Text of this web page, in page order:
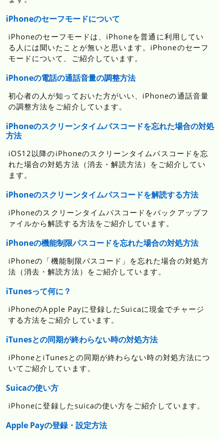
iPhoneのセーフモードについて
iPhoneのセーフモードは、iPhoneを普通に利用してい
る人には聞いたことが無いと思います。iPhoneのセーフ
モードについて、ご紹介しています。
iPhoneの電話の通話音量の調整方法
初心者の人が知っておいた方がいい、iPhoneの通話音量
の調整方法をご紹介しています。
iPhoneのスクリーンタイムパスコードを忘れた場合の対処
方法
iOS12以降のiPhoneのスクリーンタイムパスコードを忘
れた場合の対処方法（消去・解読方法）をご紹介してい
ます。
iPhoneのスクリーンタイムパスコードを解読する方法
iPhoneのスクリーンタイムパスコードをバックアップフ
ァイルから解読する方法をご紹介しています。
iPhoneの機能制限パスコードを忘れた場合の対処方法
iPhoneの「機能制限パスコード」を忘れた場合の対処方
法（消去・解読方法）をご紹介しています。
iTunesって何に？
iPhoneのApple Payに登録したSuicaに現金でチャージ
する方法をご紹介しています。
iTunesとの同期が終わらない時の対処方法
iPhoneとiTunesとの同期が終わらない時の対処方法につ
いてご紹介しています。
Suicaの使い方
iPhoneに登録したsuicaの使い方をご紹介しています。
Apple Payの登録・設定方法